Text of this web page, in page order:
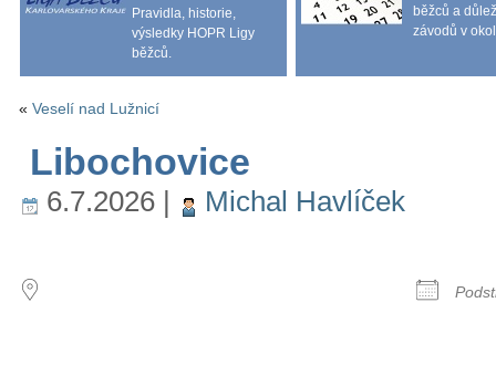
Pravidla, historie,
výsledky HOPR Ligy
běžců.
běžců a
závodů v
« Veselí nad Lužnicí
Libochovice
6.7.2026 |
Michal Havlíček